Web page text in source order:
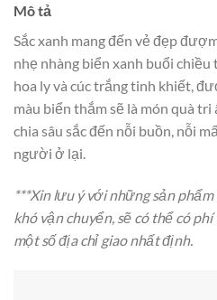
Mô tả
Sắc xanh mang đến vẻ đẹp
nhẹ nhàng biển xanh buổi chiều
hoa ly và cúc trắng tinh khiết,
màu biển thắm sẽ là món quà tri
chia sâu sắc đến nỗi buồn, nỗi
người ở lại.
***Xin lưu ý với những sản
khó vận chuyển, sẽ có thể có
một số địa chỉ giao nhất định.